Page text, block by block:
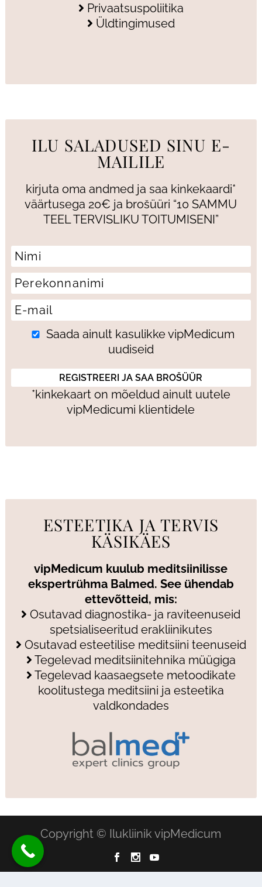
Privaatsuspoliitika
Üldtingimused
ILU SALADUSED SINU E-
MAILILE
kirjuta oma andmed ja saa kinkekaardi*
väärtusega 20€ ja brošüüri “10 SAMMU
TEEL TERVISLIKU TOITUMISENI”
Saada ainult kasulikke vipMedicum
uudiseid
*kinkekaart on mõeldud ainult uutele
vipMedicumi klientidele
ESTEETIKA JA TERVIS
KÄSIKÄES
vipMedicum kuulub meditsiinilisse
ekspertrühma Balmed. See ühendab
ettevõtteid, mis:
Osutavad diagnostika- ja raviteenuseid
spetsialiseeritud erakliinikutes
Osutavad esteetilise meditsiini teenuseid
Tegelevad meditsiinitehnika müügiga
Tegelevad kaasaegsete metoodikate
koolitustega meditsiini ja esteetika
valdkondades
Copyright © Ilukliinik vipMedicum